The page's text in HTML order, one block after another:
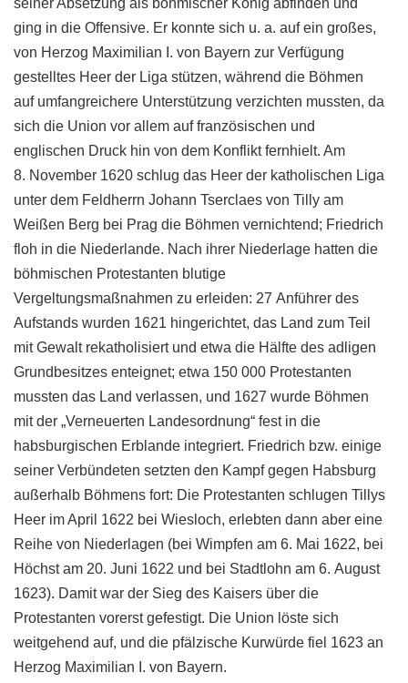
seiner Absetzung als böhmischer König abfinden und
ging in die Offensive. Er konnte sich u. a. auf ein großes,
von Herzog Maximilian I. von Bayern zur Verfügung
gestelltes Heer der Liga stützen, während die Böhmen
auf umfangreichere Unterstützung verzichten mussten, da
sich die Union vor allem auf französischen und
englischen Druck hin von dem Konflikt fernhielt. Am
8. November 1620 schlug das Heer der katholischen Liga
unter dem Feldherrn Johann Tserclaes von Tilly am
Weißen Berg bei Prag die Böhmen vernichtend; Friedrich
floh in die Niederlande. Nach ihrer Niederlage hatten die
böhmischen Protestanten blutige
Vergeltungsmaßnahmen zu erleiden: 27 Anführer des
Aufstands wurden 1621 hingerichtet, das Land zum Teil
mit Gewalt rekatholisiert und etwa die Hälfte des adligen
Grundbesitzes enteignet; etwa 150 000 Protestanten
mussten das Land verlassen, und 1627 wurde Böhmen
mit der „Verneuerten Landesordnung“ fest in die
habsburgischen Erblande integriert. Friedrich bzw. einige
seiner Verbündeten setzten den Kampf gegen Habsburg
außerhalb Böhmens fort: Die Protestanten schlugen Tillys
Heer im April 1622 bei Wiesloch, erlebten dann aber eine
Reihe von Niederlagen (bei Wimpfen am 6. Mai 1622, bei
Höchst am 20. Juni 1622 und bei Stadtlohn am 6. August
1623). Damit war der Sieg des Kaisers über die
Protestanten vorerst gefestigt. Die Union löste sich
weitgehend auf, und die pfälzische Kurwürde fiel 1623 an
Herzog Maximilian I. von Bayern.